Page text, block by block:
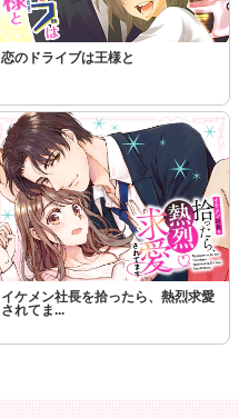
恋のドライブは王様と
イケメン社長を拾ったら、熱烈求愛
されてま...